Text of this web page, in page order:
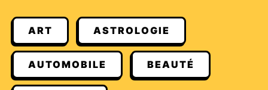
ART ASTROLOGIE
AUTOMOBILE BEAUTÉ